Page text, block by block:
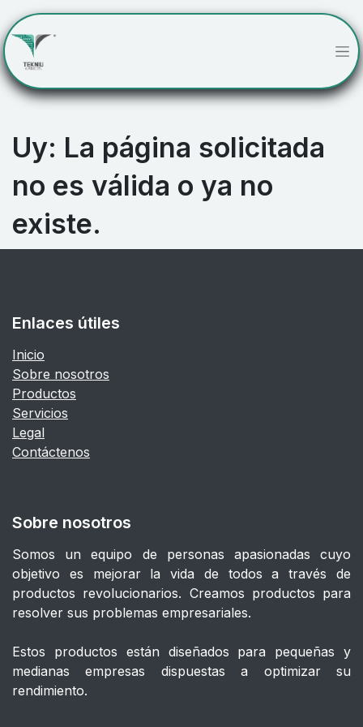
Uy: La página solicitada
no es válida o ya no
existe.
Enlaces útiles
Inicio
Sobre nosotros
Productos
Servicios
Legal
Contáctenos
Sobre nosotros
Somos un equipo de personas apasionadas cuyo
objetivo es mejorar la vida de todos a través de
productos revolucionarios. Creamos productos para
resolver sus problemas empresariales.
Estos productos están diseñados para pequeñas y
medianas empresas dispuestas a optimizar su
rendimiento.